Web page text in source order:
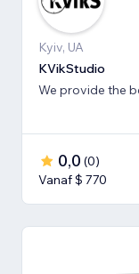
Kyiv, UA
KVikStudio
We provide the
0,0 (0)
Vanaf $ 770